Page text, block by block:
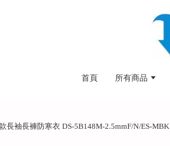
首頁 所有商品
長袖長褲防寒衣 DS-5B148M-2.5mmF/N/ES-MBK